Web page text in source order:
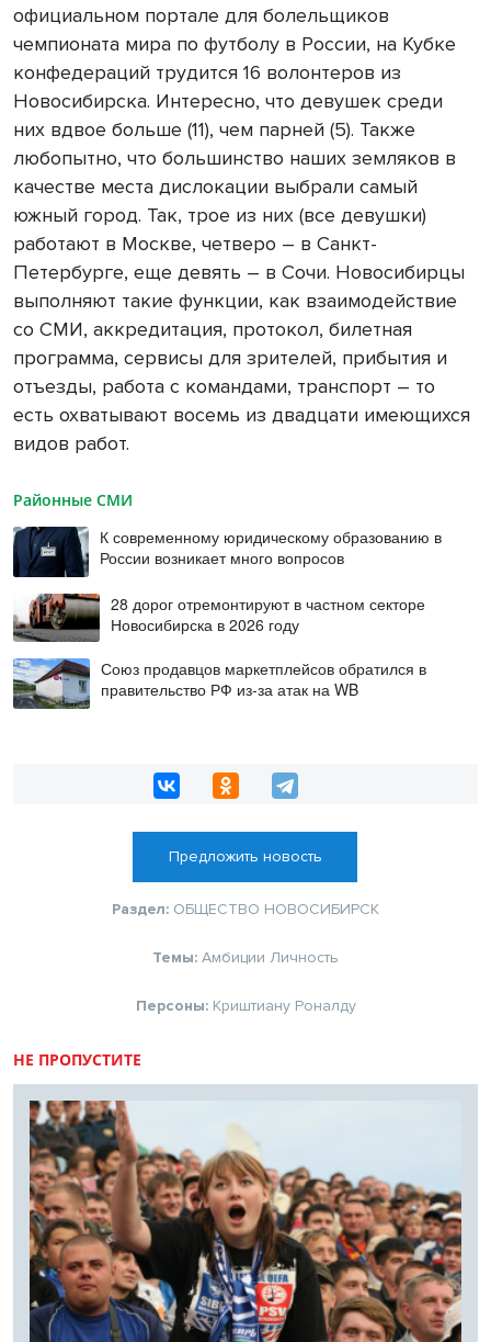
официальном портале для болельщиков
чемпионата мира по футболу в России, на Кубке
конфедераций трудится 16 волонтеров из
Новосибирска. Интересно, что девушек среди
них вдвое больше (11), чем парней (5). Также
любопытно, что большинство наших земляков в
качестве места дислокации выбрали самый
южный город. Так, трое из них (все девушки)
работают в Москве, четверо – в Санкт-
Петербурге, еще девять – в Сочи. Новосибирцы
выполняют такие функции, как взаимодействие
со СМИ, аккредитация, протокол, билетная
программа, сервисы для зрителей, прибытия и
отъезды, работа с командами, транспорт – то
есть охватывают восемь из двадцати имеющихся
видов работ.
Районные СМИ
К современному юридическому образованию в
России возникает много вопросов
28 дорог отремонтируют в частном секторе
Новосибирска в 2026 году
Союз продавцов маркетплейсов обратился в
правительство РФ из-за атак на WB
Предложить новость
Раздел: ОБЩЕСТВО НОВОСИБИРСК
Темы: Амбиции Личность
Персоны: Криштиану Роналду
НЕ ПРОПУСТИТЕ